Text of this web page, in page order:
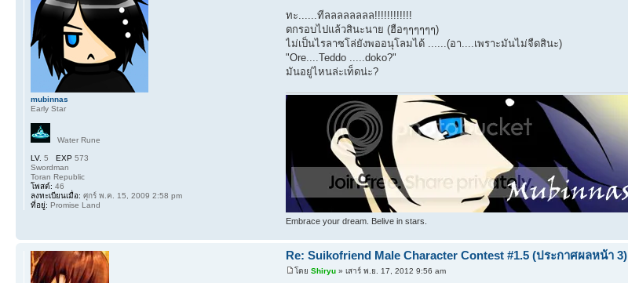
ทะ......ทีลลลลลลลล!!!!!!!!!!!!
ตกรอบไปแล้วสินะนาย (ฮือๆๆๆๆๆๆ)
ไม่เป็นไรลาซโล่ยังพออนุโลมได้ ......(อา....เพราะมันไม่จืดสินะ)
"Ore....Teddo .....doko?"
มันอยู่ไหนล่ะเท็ดน่ะ?
Embrace your dream. Belive in stars.
mubinnas
Early Star
Water Rune
LV. 5 EXP 573
Swordman
Toran Republic
โพสต์: 46
ลงทะเบียนเมื่อ: ศุกร์ พ.ค. 15, 2009 2:58 pm
ที่อยู่: Promise Land
Re: Suikofriend Male Character Contest #1.5 (ประกาศผลหน้า 3)
โดย Shiryu» เสาร์ พ.ย. 17, 2012 9:56 am